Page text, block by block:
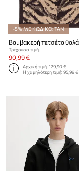
-5% ΜΕ ΚΩΔΙΚΟ: TAN
Τρέχουσα τιμή:
90,99 €
Αρχική τιμή:129,90 €
Η χαμηλότερη τιμή:95,99 €